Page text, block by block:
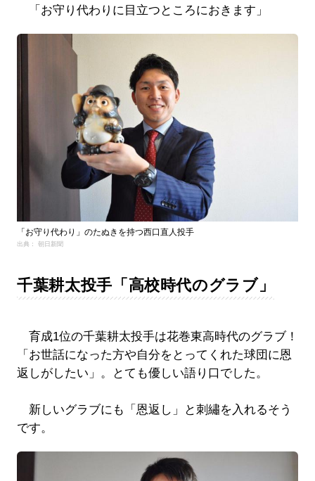
「お守り代わりに目立つところにおきます」
「お守り代わり」のたぬきを持つ西口直人投手
出典： 朝日新聞
千葉耕太投手「高校時代のグラブ」
育成1位の千葉耕太投手は花巻東高時代のグラブ！
「お世話になった方や自分をとってくれた球団に恩
返しがしたい」。とても優しい語り口でした。
新しいグラブにも「恩返し」と刺繡を入れるそう
です。